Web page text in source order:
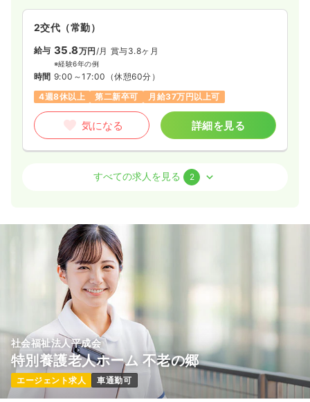
2交代（常勤）
給与 35.8万円 /月 賞与3.8ヶ月
※経験6年の例
時間 9:00～17:00 （休憩60分）
4週8休以上
第二新卒可 月給37万円以上可
気になる 詳細を見る
お問い合わせください
9:00～17:00（休憩60分）
4週8休以上
第二新卒可
気になる
日勤のみ（パート） 一時募集休止
給与 お問い合わせください
時間 9:00～17:00（休憩60分）
すべての求人を見る 2
社会福祉法人平成会
特別養護老人ホーム 不老の郷
エージェント求人 車通勤可